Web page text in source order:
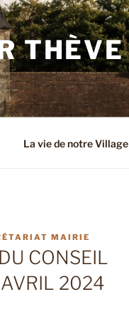
THÈVE
La vie de notre Village
MAIRIE
CONSEIL
2024